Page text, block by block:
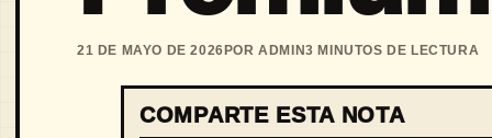
21 DE MAYO DE 2026 POR ADMIN3 MINUTOS DE LECTURA
COMPARTE ESTA NOTA